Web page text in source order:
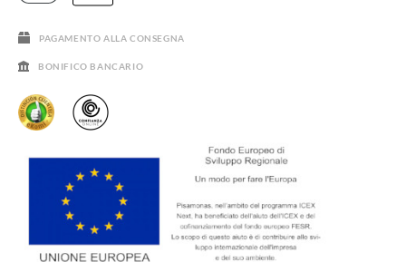
PAGAMENTO ALLA CONSEGNA
BONIFICO BANCARIO